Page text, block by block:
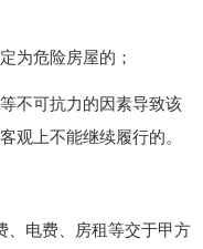
危险房屋的；
不可抗力的因素导致该
观上不能继续履行的。
电费、房租等交于甲方